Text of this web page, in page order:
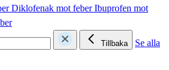
Diklofenak mot feberIbuprofen mot
Tillbaka
Se alla